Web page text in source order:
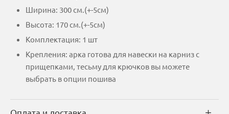
Ширина: 300 см.(+-5см)
Высота: 170 см.(+-5см)
Комплектация: 1 шт
Крепления: арка готова для навески на карниз с
прищепками, тесьму для крючков вы можете
выбрать в опции пошива